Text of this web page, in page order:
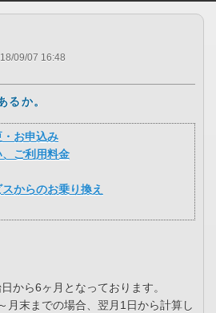
09/07 16:48
るか。
お申込み
、ご利用料金
からのお乗り換え
から6ヶ月となっております。
月末までの場合、翌月1日から計算し